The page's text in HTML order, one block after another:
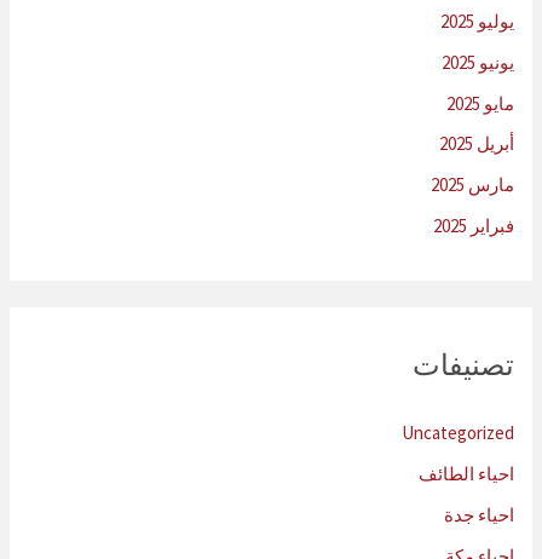
يوليو 2025
يونيو 2025
مايو 2025
أبريل 2025
مارس 2025
فبراير 2025
تصنيفات
Uncategorized
احياء الطائف
احياء جدة